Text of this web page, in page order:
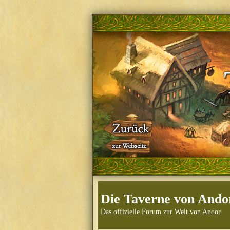
Die Taverne von
Das offizielle Forum zur Welt von Andor